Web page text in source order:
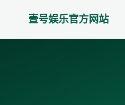
壹号娱乐官方网站